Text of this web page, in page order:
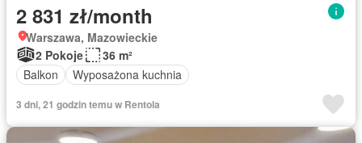
2 831 zł/month
Warszawa, Mazowieckie
2 Pokoje
36 m²
Balkon
Wyposażona kuchnia
3 dni, 21 godzin temu w Rentola